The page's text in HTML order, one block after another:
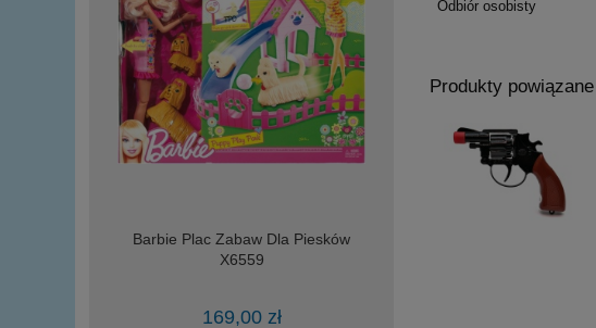
Barbie Plac Zabaw Dla Piesków
X6559
169,00 zł
Odbiór osobisty
Produkty powiązane